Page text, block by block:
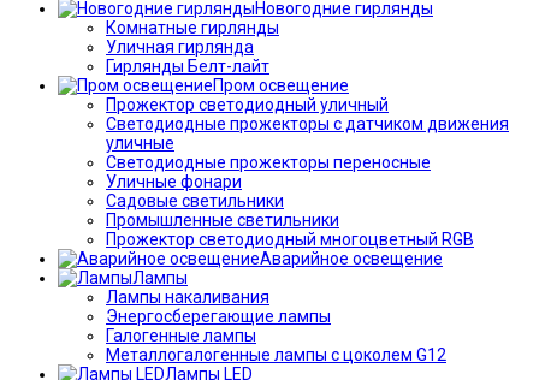
Новогодние гирлянды
Комнатные гирлянды
Уличная гирлянда
Гирлянды Белт-лайт
Пром освещение
Прожектор светодиодный уличный
Светодиодные прожекторы с датчиком движения
уличные
Светодиодные прожекторы переносные
Уличные фонари
Садовые светильники
Промышленные светильники
Прожектор светодиодный многоцветный RGB
Аварийное освещение
Лампы
Лампы накаливания
Энергосберегающие лампы
Галогенные лампы
Металлогалогенные лампы с цоколем G12
Лампы LED